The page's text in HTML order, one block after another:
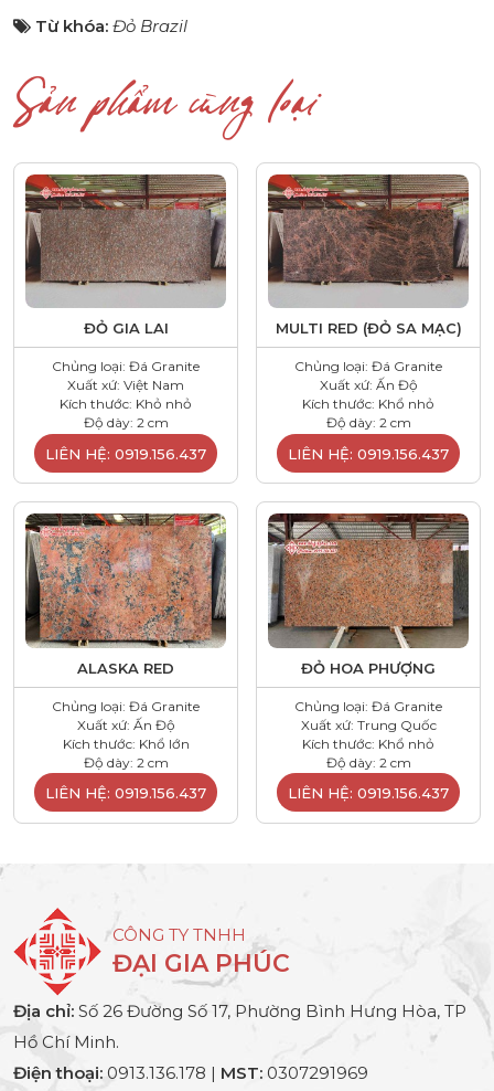
Từ khóa: Đỏ Brazil
Sản phẩm cùng loại
ĐỎ GIA LAI
Chủng loại: Đá Granite
Xuất xứ: Việt Nam
Kích thước: Khỏ nhỏ
Độ dày: 2 cm
LIÊN HỆ: 0919.156.437
MULTI RED (ĐỎ SA MẠC)
Chủng loại: Đá Granite
Xuất xứ: Ấn Độ
Kích thước: Khổ nhỏ
Độ dày: 2 cm
LIÊN HỆ: 0919.156.437
ALASKA RED
Chủng loại: Đá Granite
Xuất xứ: Ấn Độ
Kích thước: Khổ lớn
Độ dày: 2 cm
LIÊN HỆ: 0919.156.437
ĐỎ HOA PHƯỢNG
Chủng loại: Đá Granite
Xuất xứ: Trung Quốc
Kích thước: Khổ nhỏ
Độ dày: 2 cm
LIÊN HỆ: 0919.156.437
CÔNG TY TNHH
ĐẠI GIA PHÚC
Địa chỉ: Số 26 Đường Số 17, Phường Bình Hưng Hòa, TP
Hồ Chí Minh.
Điện thoại: 0913.136.178 | MST: 0307291969